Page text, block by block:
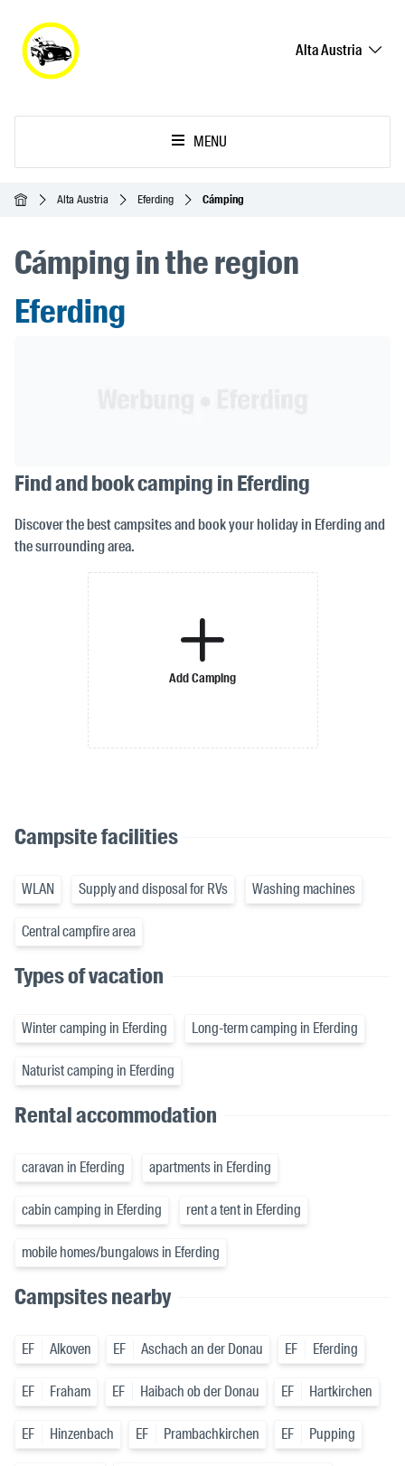
Alta Austria
MENU
Inicio Alta Austria Eferding Cámping
Cámping in the region
Eferding
Find and book camping in Eferding
Discover the best campsites and book your holiday in Eferding and
the surrounding area.
Add Camping
Campsite facilities
WLAN Supply and disposal for RVs Washing machines
Central campfire area
Types of vacation
Winter camping in Eferding Long-term camping in Eferding
Naturist camping in Eferding
Rental accommodation
caravan in Eferding apartments in Eferding
cabin camping in Eferding rent a tent in Eferding
mobile homes/bungalows in Eferding
Campsites nearby
EF Alkoven EF Aschach an der Donau EF Eferding
EF Fraham EF Haibach ob der Donau EF Hartkirchen
EF Hinzenbach EF Prambachkirchen EF Pupping